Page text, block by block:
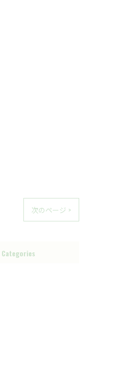
次のページ >
Categories